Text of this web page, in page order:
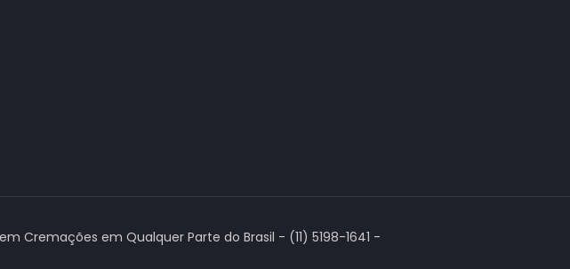
Cremações em Qualquer Parte do Brasil - (11) 5198-1641 -